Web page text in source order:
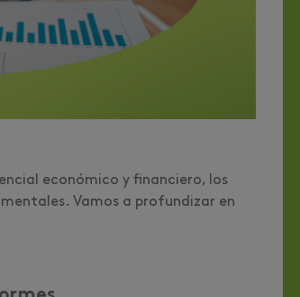
económico y financiero, los
Vamos a profundizar en